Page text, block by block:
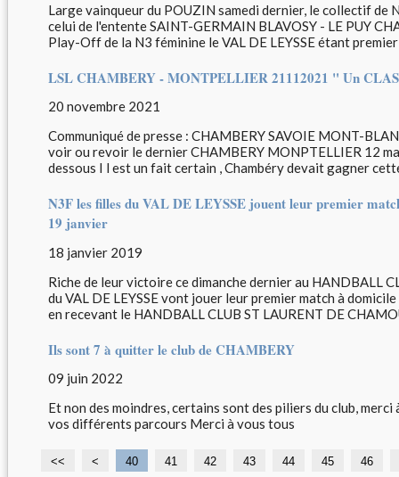
Large vainqueur du POUZIN samedi dernier, le collectif de
celui de l'entente SAINT-GERMAIN BLAVOSY - LE PUY
Play-Off de la N3 féminine le VAL DE LEYSSE étant premier
LSL CHAMBERY - MONTPELLIER 21112021 " Un
20 novembre 2021
Communiqué de presse : CHAMBERY SAVOIE MONT-
voir ou revoir le dernier CHAMBERY MONPTELLIER 12
dessous I l est un fait certain , Chambéry devait gagner
N3F les filles du VAL DE LEYSSE jouent leur premier
19 janvier
18 janvier 2019
Riche de leur victoire ce dimanche dernier au HANDBALL
du VAL DE LEYSSE vont jouer leur premier match à
en recevant le HANDBALL CLUB ST LAURENT DE
Ils sont 7 à quitter le club de CHAMBERY
09 juin 2022
Et non des moindres, certains sont des piliers du club,
vos différents parcours Merci à vous tous
<< <
1
2
3
40 41 42 43 44 45 46